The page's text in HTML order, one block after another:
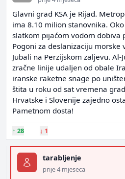
Glavni grad KSA je Rijad.
ima 8.10 milion stanovnika.
slatkom pijaćom vodom dobiva
Pogoni za deslanizaciju morske
Jubali na Perzijskom zaljevu. Al-
zračne linije udaljen od obale
iranske raketne snage po
štita u roku od sat vremena
Hrvatske i Slovenije zajedno
Pametnom dosta!
↑ 28 ↓ 1
tarabljenje
prije 4 mjeseca